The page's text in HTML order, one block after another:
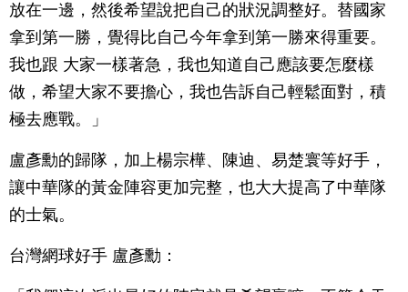
放在一邊，然後希望說把自己的狀況調整好。替國家
拿到第一勝，覺得比自己今年拿到第一勝來得重要。
我也跟 大家一樣著急，我也知道自己應該要怎麼樣
做，希望大家不要擔心，我也告訴自己輕鬆面對，積
極去應戰。」
盧彥勳的歸隊，加上楊宗樺、陳迪、易楚寰等好手，
讓中華隊的黃金陣容更加完整，也大大提高了中華隊
的士氣。
台灣網球好手 盧彥勳：